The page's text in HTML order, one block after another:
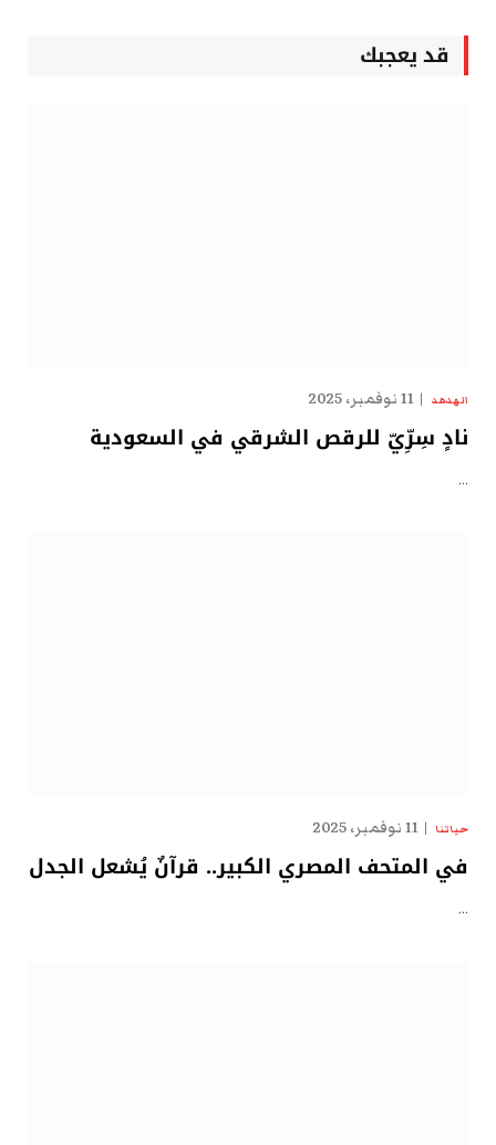
قد يعجبك
الهدهد 11 نوفمبر، 2025
نادٍ سِرِّيّ للرقص الشرقي في السعودية
…
حياتنا 11 نوفمبر، 2025
في المتحف المصري الكبير.. قرآنٌ يُشعل الجدل
…